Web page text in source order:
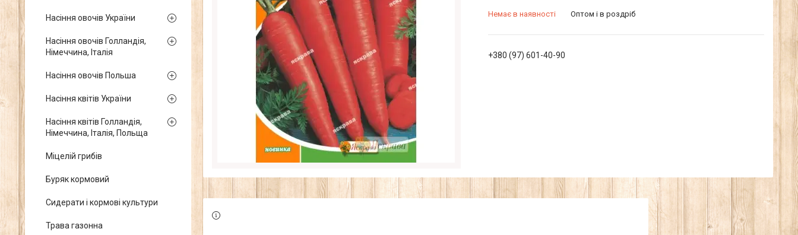
Немає в наявності Оптом і в роздріб
+380 (97) 601-40-90
Насіння овочів України
Насіння овочів Голландія,
Німеччина, Італія
Насіння овочів Польша
Насіння квітів України
Насіння квітів Голландія,
Німеччина, Італія, Польща
Міцелій грибів
Буряк кормовий
Сидерати і кормові культури
Трава газонна